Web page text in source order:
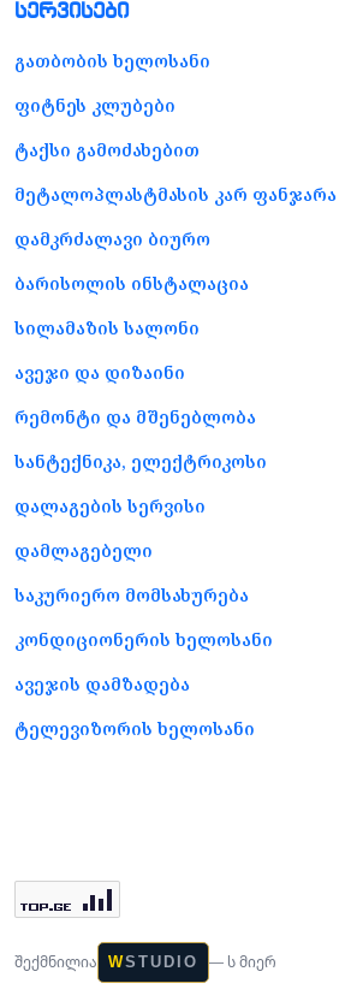
სერვისები
გათბობის ხელოსანი
ფიტნეს კლუბები
ტაქსი გამოძახებით
მეტალოპლასტმასის კარ ფანჯარა
დამკრძალავი ბიურო
ბარისოლის ინსტალაცია
სილამაზის სალონი
ავეჯი და დიზაინი
რემონტი და მშენებლობა
სანტექნიკა, ელექტრიკოსი
დალაგების სერვისი
დამლაგებელი
საკურიერო მომსახურება
კონდიციონერის ხელოსანი
ავეჯის დამზადება
ტელევიზორის ხელოსანი
შექმნილია WSTUDIO — ს მიერ